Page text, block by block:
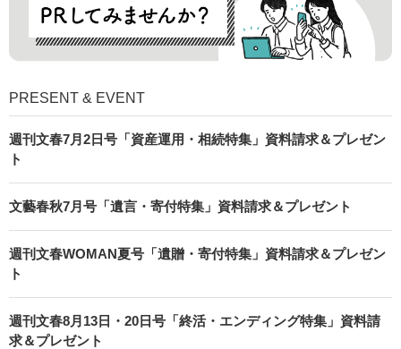
PRESENT & EVENT
週刊文春7月2日号「資産運用・相続特集」資料請求＆プレゼン
ト
文藝春秋7月号「遺言・寄付特集」資料請求＆プレゼント
週刊文春WOMAN夏号「遺贈・寄付特集」資料請求＆プレゼン
ト
週刊文春8月13日・20日号「終活・エンディング特集」資料請
求＆プレゼント